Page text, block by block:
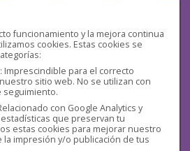
funcionamiento y la mejora continua
cookies. Estas cookies se
Imprescindible para el correcto
sitio web. No se utilizan con
seguimiento.
con Google Analytics y
que preservan tu
estas cookies para mejorar nuestro
la impresión y/o publicación de tus
Seguridad
sociales